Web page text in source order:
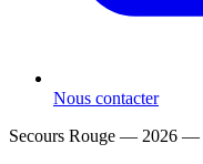
Nous contacter
Secours Rouge — 2026 —